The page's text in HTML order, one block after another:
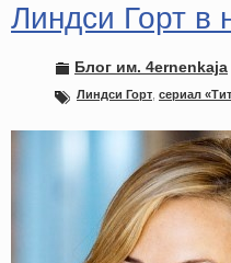
Линдси Горт в
Блог им. 4ernenkaja
Линдси Горт сериал